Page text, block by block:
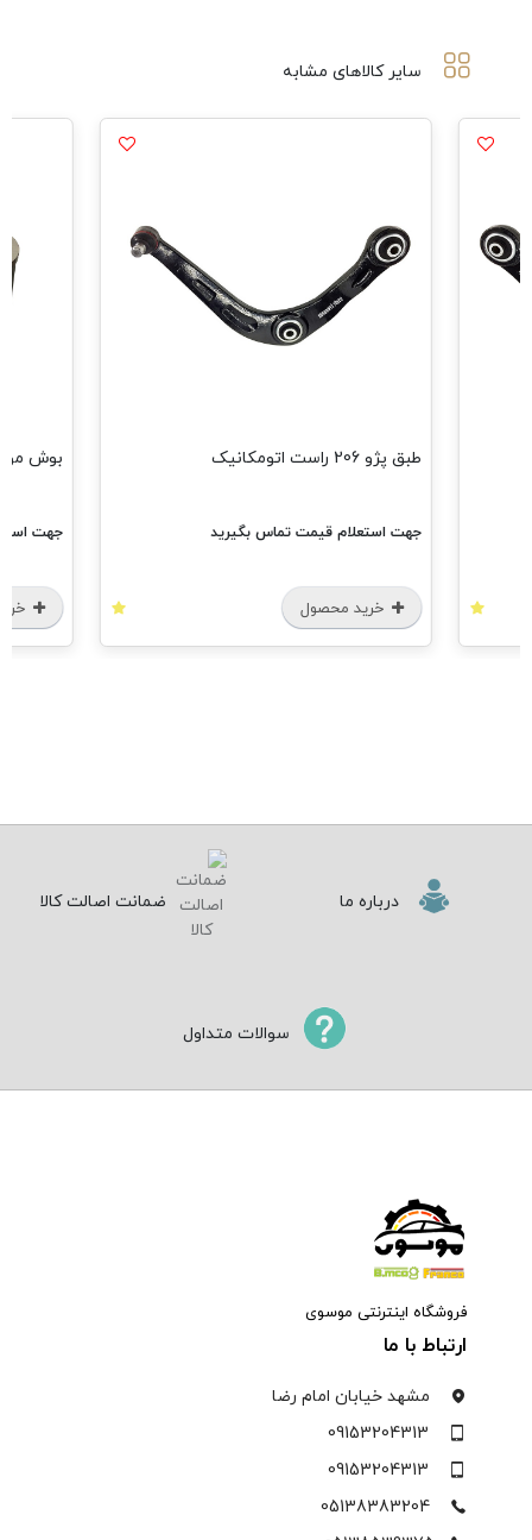
سایر کالاهای مشابه
طبق پژو 206 راست اتومکانیک
جهت استعلام قیمت تماس بگیرید
خرید محصول
بوش موتور پژو
جهت
درباره ما ضمانت اصالت کالا
سوالات متداول
فروشگاه اینترنتی موسوی
ارتباط با ما
مشهد خیابان امام رضا
09153204313
09153204313
05138383204